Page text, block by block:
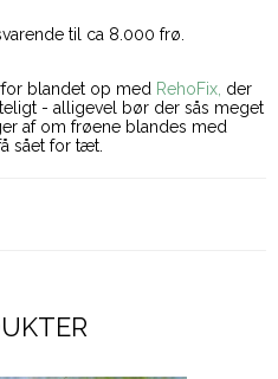
til ca 8.000 frø.
blandet op med RehoFix, der
- alligevel bør der sås meget
af om frøene blandes med
sået for tæt.